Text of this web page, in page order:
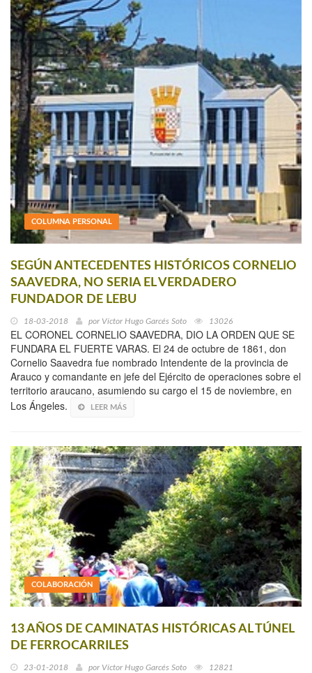
COLUMNA PERSONAL
SEGÚN ANTECEDENTES HISTÓRICOS CORNELIO
SAAVEDRA, NO SERIA EL VERDADERO
FUNDADOR DE LEBU
18-03-2018 por Víctor Hugo Garcés Soto 13026
EL CORONEL CORNELIO SAAVEDRA, DIO LA ORDEN QUE SE
FUNDARA EL FUERTE VARAS. El 24 de octubre de 1861, don
Cornelio Saavedra fue nombrado Intendente de la provincia de
Arauco y comandante en jefe del Ejército de operaciones sobre el
territorio araucano, asumiendo su cargo el 15 de noviembre, en
Los Ángeles.
LEER MÁS
COLABORACIÓN
13 AÑOS DE CAMINATAS HISTÓRICAS AL TÚNEL
DE FERROCARRILES
23-01-2018 por Víctor Hugo Garcés Soto 12821